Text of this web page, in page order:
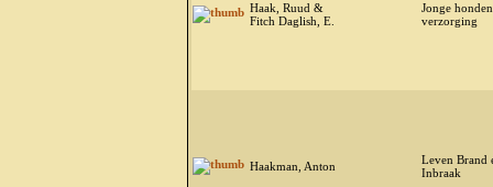
Haak, Ruud &
Fitch Daglish, E.
Jonge
verzorging
Haakman, Anton
Leven Brand
Inbraak